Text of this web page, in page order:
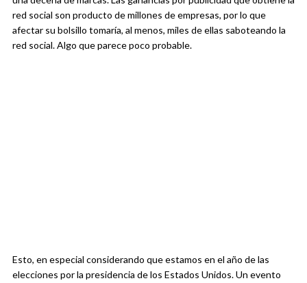
red social son producto de millones de empresas, por lo que
afectar su bolsillo tomaría, al menos, miles de ellas saboteando la
red social. Algo que parece poco probable.
Esto, en especial considerando que estamos en el año de las
elecciones por la presidencia de los Estados Unidos. Un evento